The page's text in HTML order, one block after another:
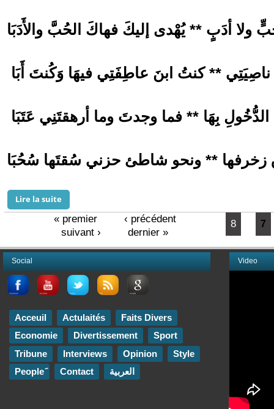
ولا أدَبٍ ** يُهْدى إليكَ فهاكَ الحُبَّ والأَدَبَا
** كنتُ ابنَ عاطِفَتِي فيهَا وَكُنتَ أَبَا
بِهَا ** فما وجدتَ وما أرهقتَنِي عَتَبَا
** ونحو شاطئ حزني سُقتَها سُحُبَا
Lire la suite
« premier ‹ précédent 7
8
suivant › dernier »
Video
Social
Acceuil Actulaités
Faits Divers
Economie
Divertissement
Sport
Tribune
Interviews Opinion
Style
Contact العربية